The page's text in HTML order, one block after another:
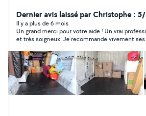
encombrants, jardin... Merci de me
d'informations
Dernier avis laissé par Christophe :
Il y a plus de 6 mois
Un grand merci pour votre aide ! Un vrai
et très soigneux. Je recommande vivement
ponctuel et très sympathique que je n'hésiterai
recontacter.